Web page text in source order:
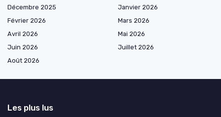
Décembre 2025
Janvier 2026
Février 2026
Mars 2026
Avril 2026
Mai 2026
Juin 2026
Juillet 2026
Août 2026
Les plus lus